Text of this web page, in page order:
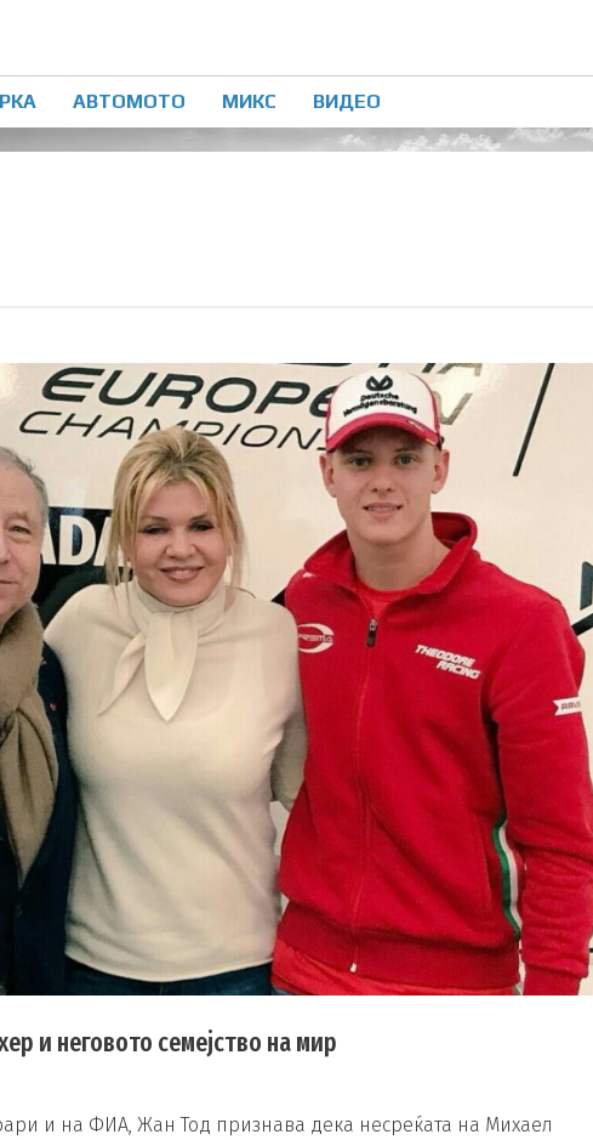
АВТОМОТО МИКС ВИДЕО
и неговото семејство на мир
и на ФИА, Жан Тод признава дека несреќата на Михаел